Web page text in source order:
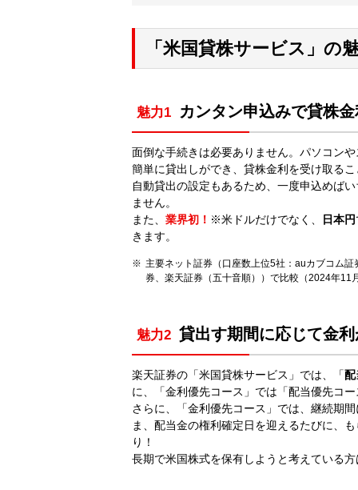
「米国貸株サービス」の
魅力1 カンタン申込みで貸株
面倒な手続きは必要ありません。パソコン
簡単に貸出しができ、貸株金利を受け取る
自動貸出の設定もあるため、一度申込めば
ません。
また、 業界初！ ※米ドルだけでなく、 日本円
きます。
主要ネット証券（口座数上位5社：auカブコム
券、楽天証券（五十音順））で比較（2024年11
魅力2 貸出す期間に応じて金
楽天証券の「米国貸株サービス」では、「配
に、「金利優先コース」では「配当優先コ
さらに、「金利優先コース」では、継続期
ま、配当金の権利確定日を迎えるたびに、
り！
長期で米国株式を保有しようと考えている